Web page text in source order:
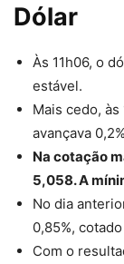
Dólar
Às 11h06, o
estável.
Mais cedo,
avançava
Na cotação
5,058. A
No dia
0,85%,
Com o